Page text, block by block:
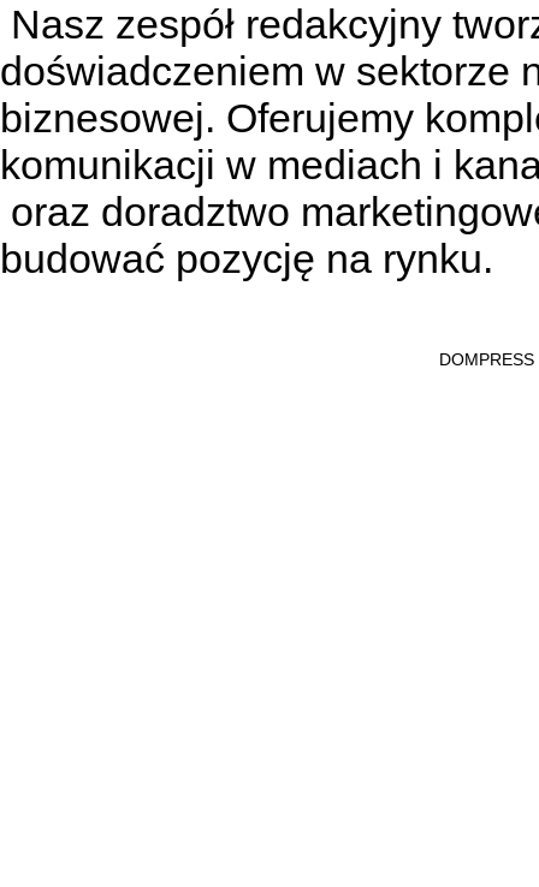
Nasz zespół redakcyjny
doświadczeniem w sektorze
biznesowej. Oferujemy
komunikacji w mediach i
oraz doradztwo
budować pozycję na rynku.